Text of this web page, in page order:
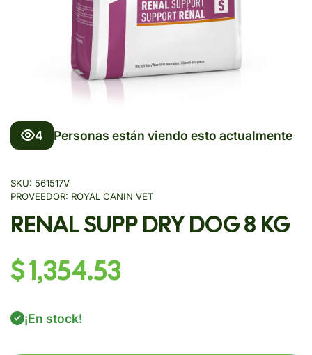
4 Personas están viendo esto actualmente
SKU: 561517V
PROVEEDOR: ROYAL CANIN VET
RENAL SUPP DRY DOG 8 KG
$ 1,354.53
¡En stock!